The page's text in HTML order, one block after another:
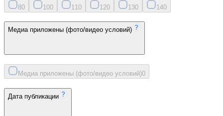
80 100 11 0 120 130 140
Медиа приложены (фото/видео условий)
Медиа приложены (фото/видео условий)0
Дата публикации